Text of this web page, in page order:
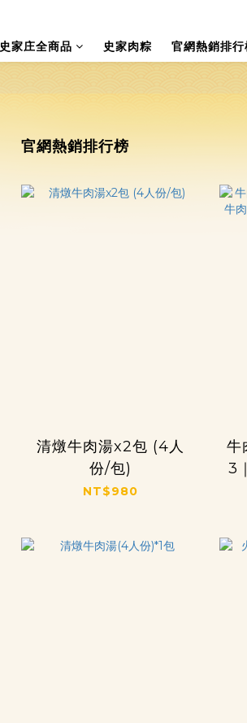
史家庄全商品 史家肉粽 官網熱銷排行
官網熱銷排行榜
清燉牛肉湯x2包 (4人
份/包)
NT$980
牛
3